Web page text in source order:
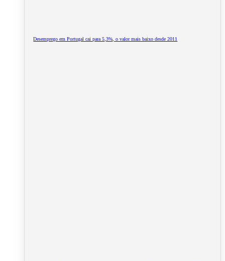
Desemprego em Portugal cai para 5,3%, o valor mais baixo desde 2011